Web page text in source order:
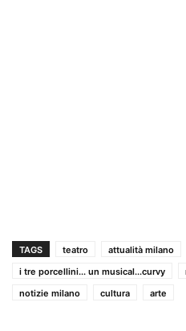
TAGS teatro attualità milano
i tre porcellini... un musical...curvy
notizie milano
cultura arte